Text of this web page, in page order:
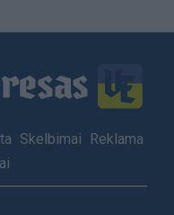
Skelbimai
Reklama